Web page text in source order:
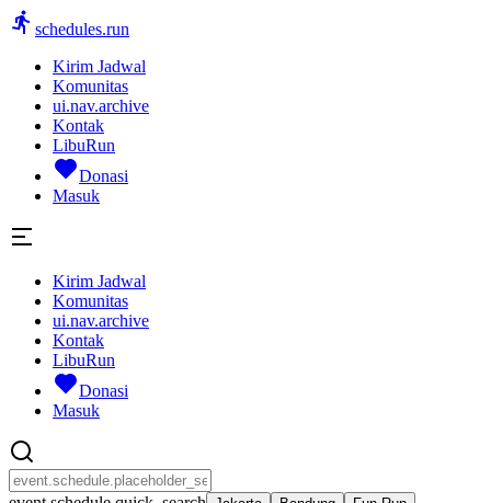
schedules.run
Kirim Jadwal
Komunitas
ui.nav.archive
Kontak
LibuRun
Donasi
Masuk
Kirim Jadwal
Komunitas
ui.nav.archive
Kontak
LibuRun
Donasi
Masuk